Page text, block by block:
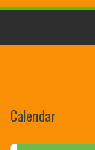
Calendar